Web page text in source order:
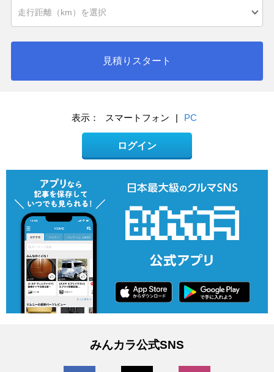
見積りスタート
表示： スマートフォン | PC
ログイン
みんカラ公式SNS